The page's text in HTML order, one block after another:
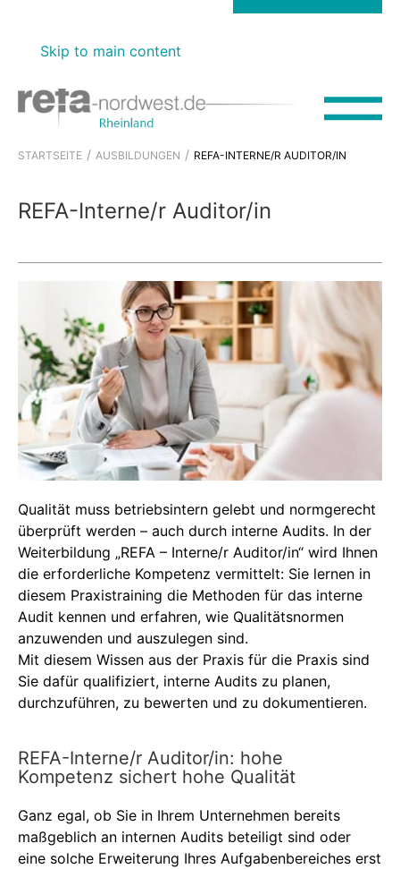
Skip to main content
STARTSEITE AUSBILDUNGEN REFA-INTERNE/R AUDITOR/IN
REFA-Interne/r Auditor/in
Qualität muss betriebsintern gelebt und normgerecht
überprüft werden – auch durch interne Audits. In der
Weiterbildung „REFA – Interne/r Auditor/in“ wird Ihnen
die erforderliche Kompetenz vermittelt: Sie lernen in
diesem Praxistraining die Methoden für das interne
Audit kennen und erfahren, wie Qualitätsnormen
anzuwenden und auszulegen sind.
Mit diesem Wissen aus der Praxis für die Praxis sind
Sie dafür qualifiziert, interne Audits zu planen,
durchzuführen, zu bewerten und zu dokumentieren.
REFA-Interne/r Auditor/in: hohe
Kompetenz sichert hohe Qualität
Ganz egal, ob Sie in Ihrem Unternehmen bereits
maßgeblich an internen Audits beteiligt sind oder
eine solche Erweiterung Ihres Aufgabenbereiches erst